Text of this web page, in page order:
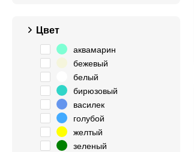
Цвет
аквамарин
бежевый
белый
бирюзовый
василек
голубой
желтый
зеленый